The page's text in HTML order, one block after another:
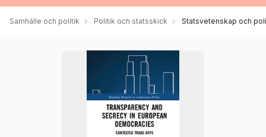
Samhälle och politik Politik och statsskick Statsvetenskap och